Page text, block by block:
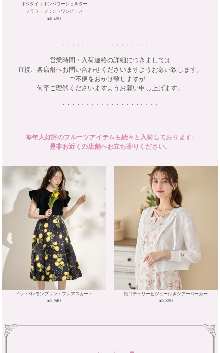
ボウタイリボンパワーショルダー
フラワープリントワンピース
¥6,490
・・・・・・・・・・・・・・・・・・・・
営業時間・入荷連絡の詳細につきましては
直接、各店舗へお問い合わせくださいますようお願い致します。
ご不便をおかけ致しますが、
何卒ご理解くださいますようお願い申し上げます。
・・・・・・・・・・・・・・・・・・・・
毎年大好評のフルーツアイテムも続々と入荷しております♪
是非お近くの店舗へお立ち寄りください。
ドット×レモンプリントフレアスカート
¥5,940
袖口チェリービジュー付きシアーパーカー
¥5,390